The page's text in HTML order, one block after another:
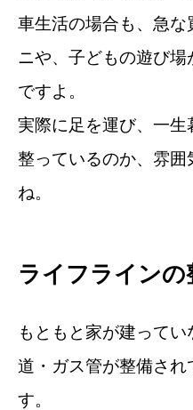
車生活の場合も、急
ニや、子どもの遊び場
ですよ。
実際に足を運び、一
整っているのか、雰
ね。
ライフラインの
もともと家が建って
道・ガス管が整備され
す。